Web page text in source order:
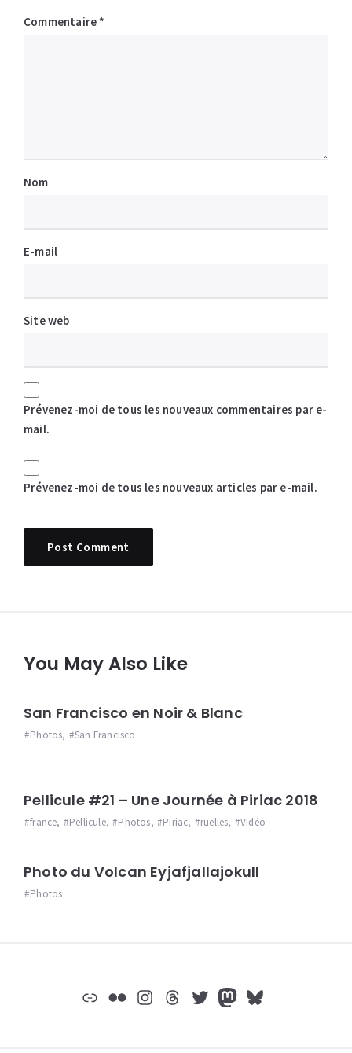
Commentaire *
Nom
E-mail
Site web
Prévenez-moi de tous les nouveaux commentaires par e-
mail.
Prévenez-moi de tous les nouveaux articles par e-mail.
You May Also Like
San Francisco en Noir & Blanc
Photos, San Francisco
Pellicule #21 – Une Journée à Piriac 2018
france, Pellicule, Photos, Piriac, ruelles, Vidéo
Photo du Volcan Eyjafjallajokull
Photos
LienFlickrInstagram
Threads
Twitter
Mastodon
Bluesky